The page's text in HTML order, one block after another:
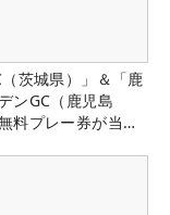
（茨城県）」＆「鹿
ンGC（鹿児島
料プレー券が当た